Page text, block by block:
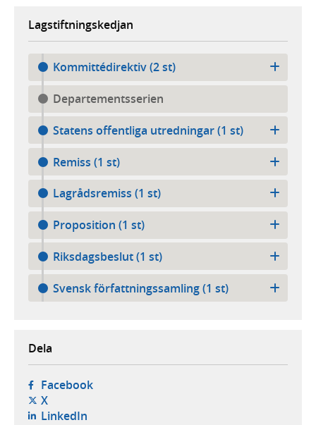
Lagstiftningskedjan
Kommittédirektiv (2 st)
Departementsserien
Statens offentliga utredningar (1 st)
Remiss (1 st)
Lagrådsremiss (1 st)
Proposition (1 st)
Riksdagsbeslut (1 st)
Svensk författningssamling (1 st)
Dela
Facebook- öppnas i ny flik, extern webbplats,
X- öppnas i ny flik, extern webbplats,
LinkedIn- öppnas i ny flik, extern webbplats,